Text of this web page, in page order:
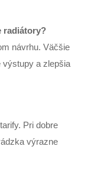
radiátory?
návrhu. Väčšie
výstupy a zlepšia
Pri dobre
výrazne